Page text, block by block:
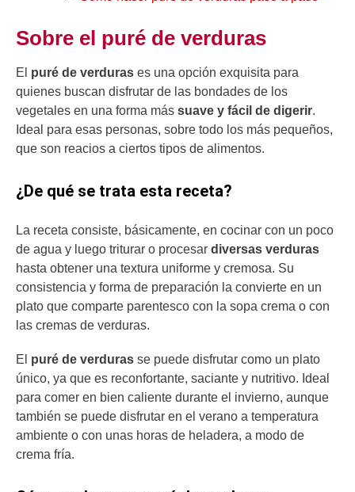
Sobre el puré de verduras
El puré de verduras es una opción exquisita para
quienes buscan disfrutar de las bondades de los
vegetales en una forma más suave y fácil de digerir.
Ideal para esas personas, sobre todo los más pequeños,
que son reacios a ciertos tipos de alimentos.
¿De qué se trata esta receta?
La receta consiste, básicamente, en cocinar con un poco
de agua y luego triturar o procesar diversas verduras
hasta obtener una textura uniforme y cremosa. Su
consistencia y forma de preparación la convierte en un
plato que comparte parentesco con la sopa crema o con
las cremas de verduras.
El puré de verduras se puede disfrutar como un plato
único, ya que es reconfortante, saciante y nutritivo. Ideal
para comer en bien caliente durante el invierno, aunque
también se puede disfrutar en el verano a temperatura
ambiente o con unas horas de heladera, a modo de
crema fría.